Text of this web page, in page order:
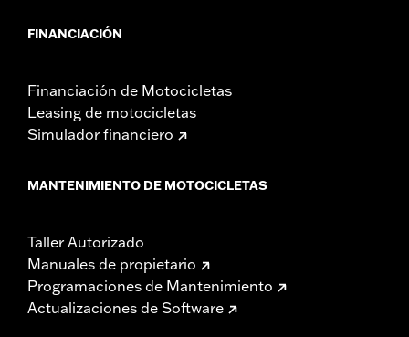
FINANCIACIÓN
Financiación de Motocicletas
Leasing de motocicletas
Simulador financiero
MANTENIMIENTO DE MOTOCICLETAS
Taller Autorizado
Manuales de propietario
Programaciones de Mantenimiento
Actualizaciones de Software